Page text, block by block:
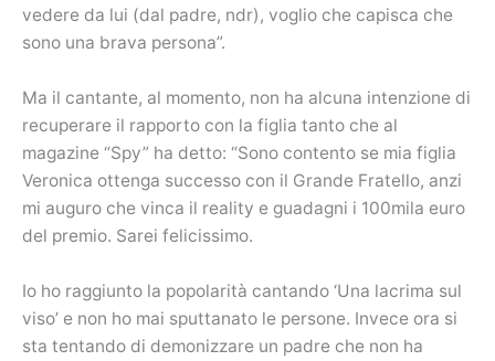
vedere da lui (dal padre, ndr), voglio che capisca che
sono una brava persona”.
Ma il cantante, al momento, non ha alcuna intenzione di
recuperare il rapporto con la figlia tanto che al
magazine “Spy” ha detto: “Sono contento se mia figlia
Veronica ottenga successo con il Grande Fratello, anzi
mi auguro che vinca il reality e guadagni i 100mila euro
del premio. Sarei felicissimo.
Io ho raggiunto la popolarità cantando ‘Una lacrima sul
viso’ e non ho mai sputtanato le persone. Invece ora si
sta tentando di demonizzare un padre che non ha